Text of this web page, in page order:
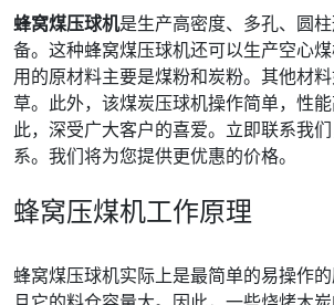
蜂窝煤压球机是生产高密度、多孔、圆
备。这种蜂窝煤压球机还可以生产空心
用的原材料主要是煤粉和炭粉。其他材
草。此外，该煤炭压球机操作简单，性
此，深受广大客户的喜爱。立即联系我
系。我们将为您提供更优惠的价格。
蜂窝压煤机工作原理
蜂窝煤压球机实际上是最简单的易操作